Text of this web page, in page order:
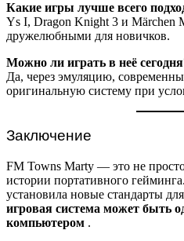
Какие игры лучше всего
Ys I, Dragon Knight 3 и Märchen
дружелюбными для новичков.
Можно ли играть в неё
Да, через эмуляцию,
оригинальную систему при
Заключение
FM Towns Marty — это не
истории портативного
установила новые стандарты
игровая система может быть
компьютером .